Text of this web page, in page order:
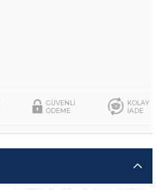
GÜVENLİ
ÖDEME
KOLAY
İADE